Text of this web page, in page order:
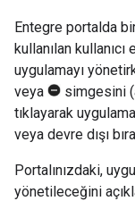
Entegre portalda
kullanılan
uygulamayı
veya
simgesini
tıklayarak
veya devre dışı
Portalınızdaki,
yönetileceğini